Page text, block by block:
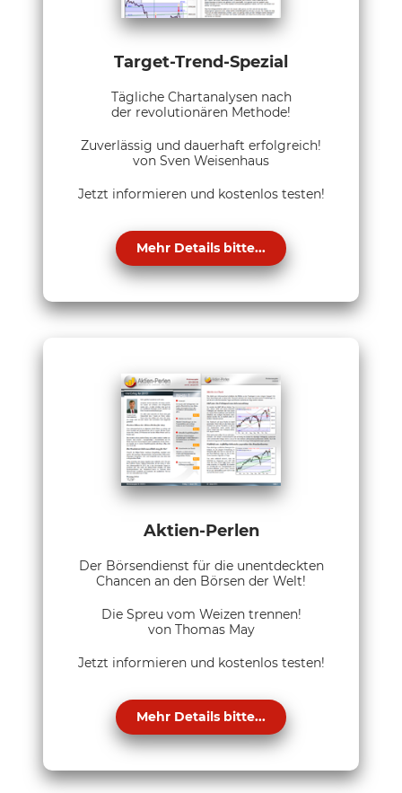
Target-Trend-Spezial
Tägliche Chartanalysen nach
der revolutionären Methode!
Zuverlässig und dauerhaft erfolgreich!
von Sven Weisenhaus
Jetzt informieren und kostenlos testen!
Mehr Details bitte...
Aktien-Perlen
Der Börsendienst für die unentdeckten
Chancen an den Börsen der Welt!
Die Spreu vom Weizen trennen!
von Thomas May
Jetzt informieren und kostenlos testen!
Mehr Details bitte...